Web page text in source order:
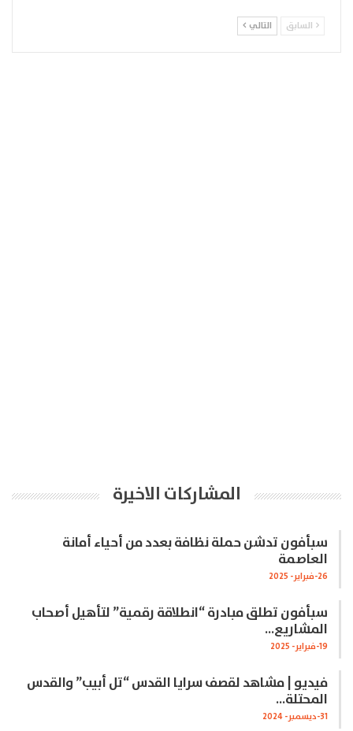
السابق التالي
المشاركات الاخيرة
سبأفون تدشن حملة نظافة بعدد من أحياء أمانة
العاصمة
26-فبراير- 2025
سبأفون تطلق مبادرة “انطلاقة رقمية” لتأهيل أصحاب
المشاريع…
19-فبراير- 2025
فيديو | مشاهد لقصف سرايا القدس “تل أبيب” والقدس
المحتلة…
31-ديسمبر- 2024